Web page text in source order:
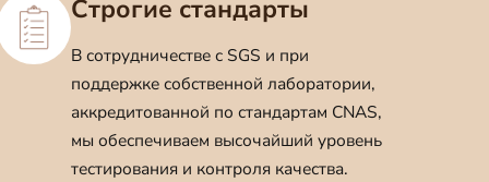
Строгие стандарты
В сотрудничестве с SGS и при
поддержке собственной лаборатории,
аккредитованной по стандартам CNAS,
мы обеспечиваем высочайший уровень
тестирования и контроля качества.